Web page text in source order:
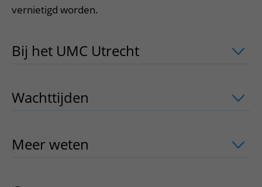
vernietigd worden.
Bij het UMC Utrecht uitklapper, klik
Wachttijden uitklapper, klik om te
Meer weten uitklapper, klik om te